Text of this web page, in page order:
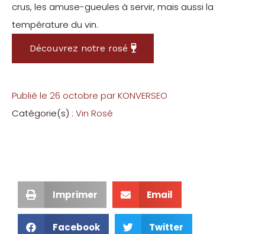
crus, les amuse-gueules à servir, mais aussi la
température du vin.
Découvrez notre rosé
Publié le 26 octobre parKONVERSEO
Catégorie(s) : Vin Rosé
Imprimer Email
Facebook Twitter